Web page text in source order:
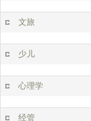
文旅
少儿
心理学
经管